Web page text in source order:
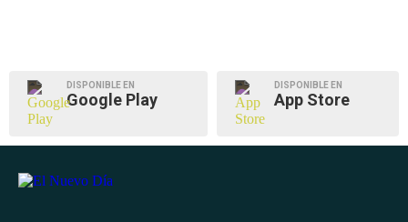
DISPONIBLE EN
Google Play
DISPONIBLE EN
App Store